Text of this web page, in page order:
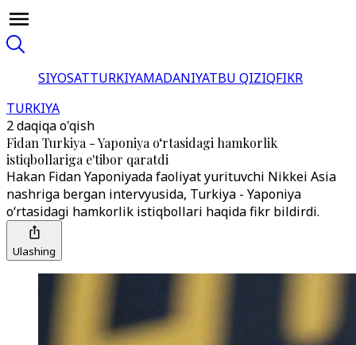
SIYOSATTURKIYAMADANIYATBU QIZIQFIKR
TURKIYA
2 daqiqa o'qish
Fidan Turkiya - Yaponiya o‘rtasidagi hamkorlik
istiqbollariga e'tibor qaratdi
Hakan Fidan Yaponiyada faoliyat yurituvchi Nikkei Asia
nashriga bergan intervyusida, Turkiya - Yaponiya
o‘rtasidagi hamkorlik istiqbollari haqida fikr bildirdi.
Ulashing